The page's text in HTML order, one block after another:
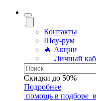
Контакты
Шоу-рум
🔥 Акции
Личный
Скидки до 50%
Подробнее
помощь в подборе